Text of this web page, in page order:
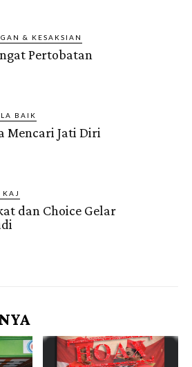
& KESAKSIAN
Pertobatan
BAIK
Mencari Jati Diri
KAJ
dan Choice Gelar